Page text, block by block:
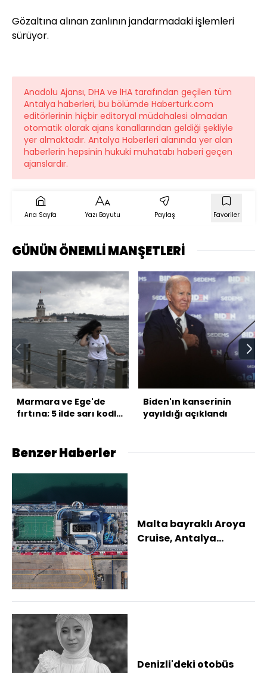
Gözaltına alınan zanlının jandarmadaki işlemleri
sürüyor.
Anadolu Ajansı, DHA ve İHA tarafından geçilen tüm
Antalya haberleri, bu bölümde Haberturk.com
editörlerinin hiçbir editoryal müdahalesi olmadan
otomatik olarak ajans kanallarından geldiği şekliyle
yer almaktadır. Antalya Haberleri alanında yer alan
haberlerin hepsinin hukuki muhatabı haberi geçen
ajanslardır.
Ana Sayfa Yazı Boyutu Paylaş Favoriler
GÜNÜN ÖNEMLİ MANŞETLERİ
Marmara ve Ege'de
fırtına; 5 ilde sarı kodlu
Biden'ın kanserinin
yayıldığı açıklandı
Benzer Haberler
Malta bayraklı Aroya
Cruise, Antalya
Denizli'deki otobüs